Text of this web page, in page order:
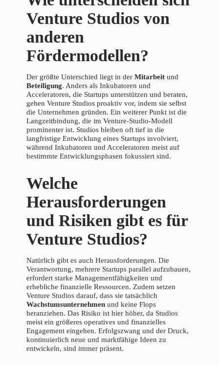
Venture Studios von
anderen
Fördermodellen?
Der größte Unterschied liegt in der Mitarbeit und
Beteiligung. Anders als Inkubatoren und
Acceleratoren, die Startups unterstützen und beraten,
gehen Venture Studios proaktiv vor, indem sie selbst
die Unternehmen gründen. Ein weiterer Punkt ist die
Langzeitbindung, die im Venture-Studio-Modell
prominenter ist. Studios bleiben oft tief in die
langfristige Entwicklung eines Startups involviert,
während Inkubatoren und Acceleratoren meist auf
bestimmte Entwicklungsphasen fokussiert sind.
Welche
Herausforderungen
und Risiken gibt es für
Venture Studios?
Natürlich gibt es auch Herausforderungen. Die
Verantwortung, mehrere Startups parallel aufzubauen,
erfordert starke Managementfähigkeiten und
erhebliche finanzielle Ressourcen. Zudem setzen
Venture Studios darauf, dass sie tatsächlich
Wachstumsunternehmen und keine Flops
heranziehen. Das Risiko ist hier höher, da Studios
meist ein größeres operatives und finanzielles
Engagement eingehen. Erfolgszwang und der Druck,
kontinuierlich neue und marktfähige Ideen zu
entwickeln, sind immer präsent.